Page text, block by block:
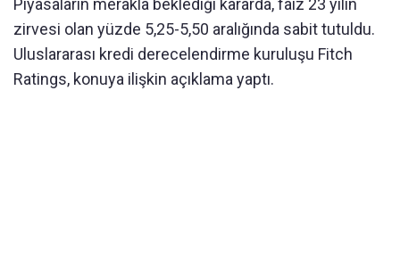
Piyasaların merakla beklediği kararda, faiz 23 yılın
zirvesi olan yüzde 5,25-5,50 aralığında sabit tutuldu.
Uluslararası kredi derecelendirme kuruluşu Fitch
Ratings, konuya ilişkin açıklama yaptı.